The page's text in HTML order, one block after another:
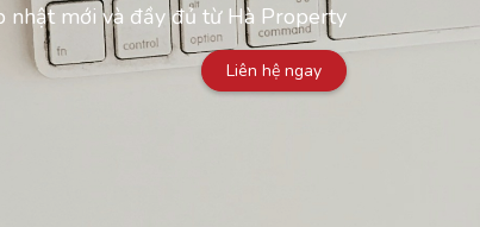
nhật mới và đầy đủ từ Hà Property
Liên hệ ngay